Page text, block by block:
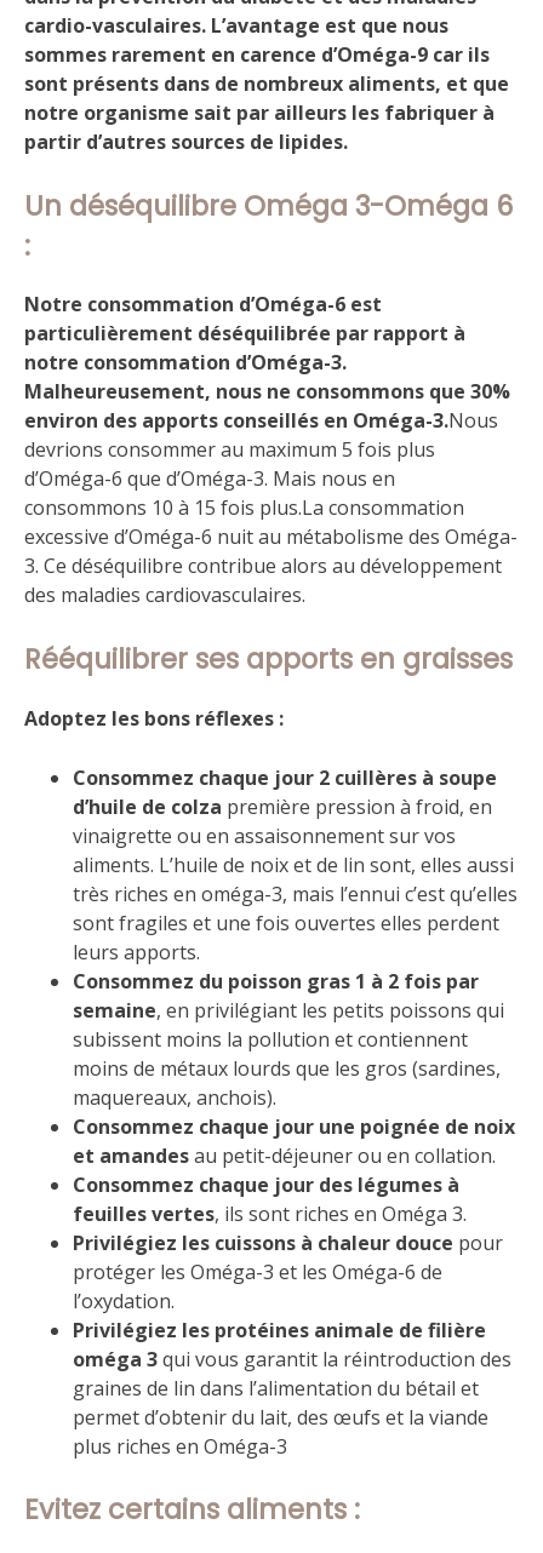
cardio-vasculaires. L’avantage est que nous
sommes rarement en carence d’Oméga-9 car ils
sont présents dans de nombreux aliments, et que
notre organisme sait par ailleurs les fabriquer à
partir d’autres sources de lipides.
Un déséquilibre Oméga 3-Oméga 6
:
Notre consommation d’Oméga-6 est
particulièrement déséquilibrée par rapport à
notre consommation d’Oméga-3.
Malheureusement, nous ne consommons que 30%
environ des apports conseillés en Oméga-3.Nous
devrions consommer au maximum 5 fois plus
d’Oméga-6 que d’Oméga-3. Mais nous en
consommons 10 à 15 fois plus.La consommation
excessive d’Oméga-6 nuit au métabolisme des Oméga-
3. Ce déséquilibre contribue alors au développement
des maladies cardiovasculaires.
Rééquilibrer ses apports en graisses
Adoptez les bons réflexes :
Consommez chaque jour 2 cuillères à soupe
d’huile de colza première pression à froid, en
vinaigrette ou en assaisonnement sur vos
aliments. L’huile de noix et de lin sont, elles aussi
très riches en oméga-3, mais l’ennui c’est qu’elles
sont fragiles et une fois ouvertes elles perdent
leurs apports.
Consommez du poisson gras 1 à 2 fois par
semaine, en privilégiant les petits poissons qui
subissent moins la pollution et contiennent
moins de métaux lourds que les gros (sardines,
maquereaux, anchois).
Consommez chaque jour une poignée de noix
et amandesau petit-déjeuner ou en collation.
Consommez chaque jour des légumes à
feuilles vertes, ils sont riches en Oméga 3.
Privilégiez les cuissons à chaleur douce pour
protéger les Oméga-3 et les Oméga-6 de
l’oxydation.
Privilégiez les protéines animale de filière
oméga 3qui vous garantit la réintroduction des
graines de lin dans l’alimentation du bétail et
permet d’obtenir du lait, des œufs et la viande
plus riches en Oméga-3
Evitez certains aliments :